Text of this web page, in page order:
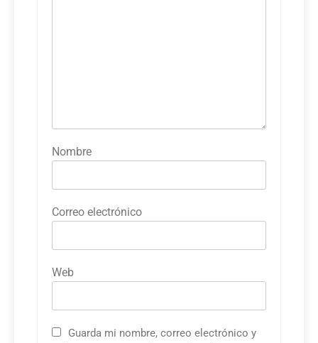
Nombre
Correo electrónico
Web
Guarda mi nombre, correo electrónico y